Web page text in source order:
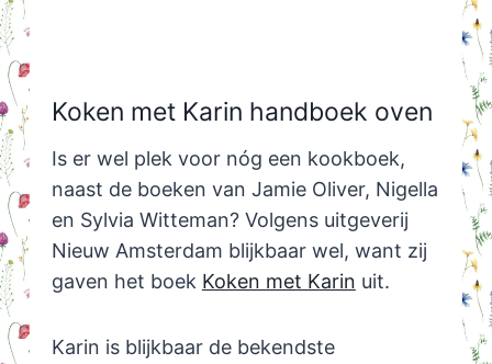
Koken met Karin handboek oven
Is er wel plek voor nóg een kookboek,
naast de boeken van Jamie Oliver, Nigella
en Sylvia Witteman? Volgens uitgeverij
Nieuw Amsterdam blijkbaar wel, want zij
gaven het boek Koken met Karin uit.
Karin is blijkbaar de bekendste